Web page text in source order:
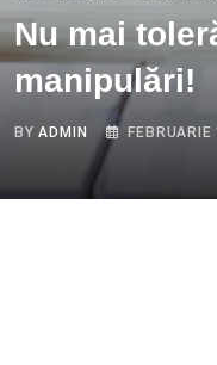
Nu mai
manipulări!
BYADMIN